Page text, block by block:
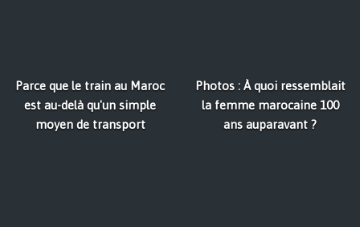
Parce que le train au Maroc
est au-delà qu'un simple
moyen de transport
Photos : À quoi ressemblait
la femme marocaine 100
ans auparavant ?